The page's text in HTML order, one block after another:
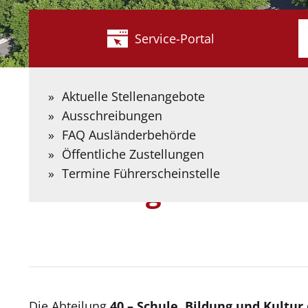
Service-Portal
Kreis Coesfeld Kreisverwaltung Organisation +
Abteilung 40 –
Aktuelle Stellenangebote
Ausschreibungen
FAQ Ausländerbehörde
Öffentliche Zustellungen
Termine Führerscheinstelle